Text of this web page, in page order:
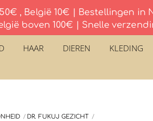
, België 10€ | Bestellingen
boven 100€ | Snelle
HAAR DIEREN KLEDING
DR. FUKUJ GEZICHT